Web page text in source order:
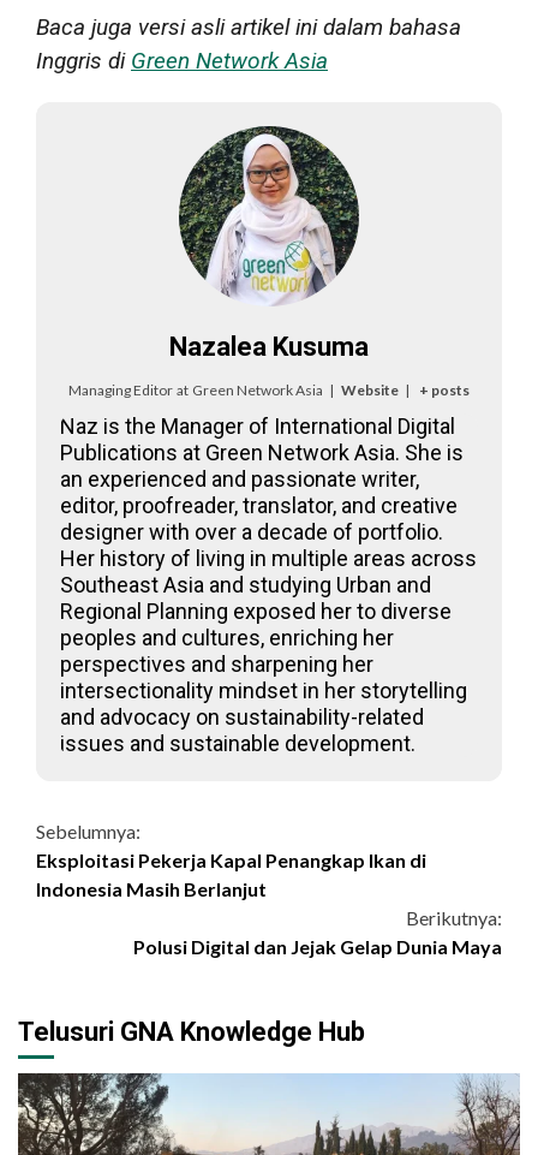
Baca juga versi asli artikel ini dalam bahasa
Inggris di Green Network Asia
Nazalea Kusuma
Managing Editor at Green Network Asia | Website | + posts
Naz is the Manager of International Digital
Publications at Green Network Asia. She is
an experienced and passionate writer,
editor, proofreader, translator, and creative
designer with over a decade of portfolio.
Her history of living in multiple areas across
Southeast Asia and studying Urban and
Regional Planning exposed her to diverse
peoples and cultures, enriching her
perspectives and sharpening her
intersectionality mindset in her storytelling
and advocacy on sustainability-related
issues and sustainable development.
Continue
Reading
Sebelumnya:
Eksploitasi Pekerja Kapal Penangkap Ikan di
Indonesia Masih Berlanjut
Berikutnya:
Polusi Digital dan Jejak Gelap Dunia Maya
Telusuri GNA Knowledge Hub